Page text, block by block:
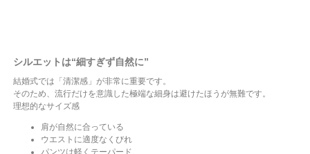
シルエットは“細すぎず自然に”
結婚式では「清潔感」が非常に重要です。
そのため、流行だけを意識した極端な細身は避けたほうが無難です。
理想的なサイズ感
肩が自然に合っている
ウエストに適度なくびれ
パンツは軽くテーパード